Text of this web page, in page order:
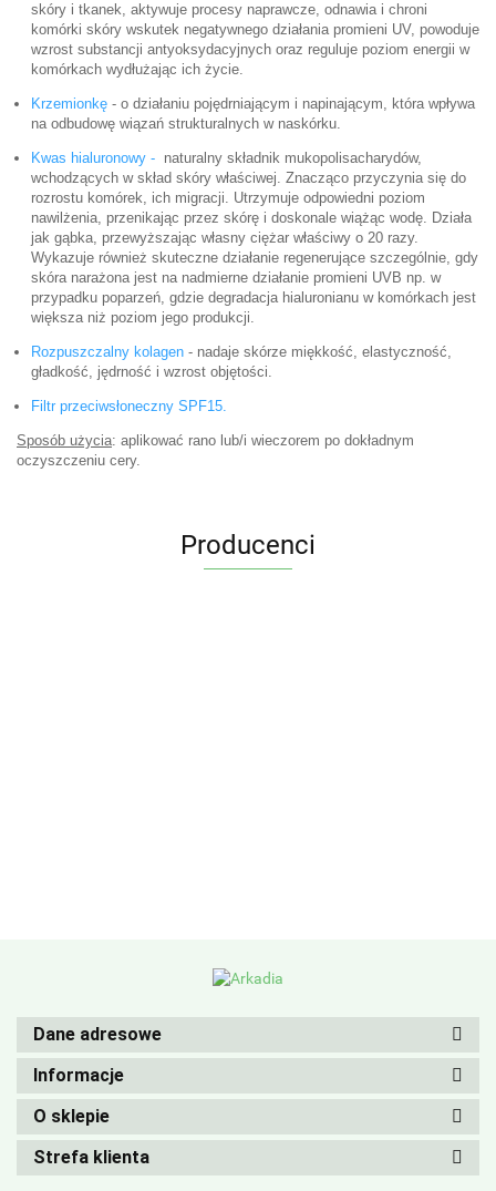
skóry i tkanek, aktywuje procesy naprawcze, odnawia i chroni
komórki skóry wskutek negatywnego działania promieni UV, powoduje
wzrost substancji antyoksydacyjnych oraz reguluje poziom energii w
komórkach wydłużając ich życie.
Krzemionkę - o działaniu pojędrniającym i napinającym, która wpływa
na odbudowę wiązań strukturalnych w naskórku.
Kwas hialuronowy - naturalny składnik mukopolisacharydów,
wchodzących w skład skóry właściwej. Znacząco przyczynia się do
rozrostu komórek, ich migracji. Utrzymuje odpowiedni poziom
nawilżenia, przenikając przez skórę i doskonale wiążąc wodę. Działa
jak gąbka, przewyższając własny ciężar właściwy o 20 razy.
Wykazuje również skuteczne działanie regenerujące szczególnie, gdy
skóra narażona jest na nadmierne działanie promieni UVB np. w
przypadku poparzeń, gdzie degradacja hialuronianu w komórkach jest
większa niż poziom jego produkcji.
Rozpuszczalny kolagen - nadaje skórze miękkość, elastyczność,
gładkość, jędrność i wzrost objętości.
Filtr przeciwsłoneczny SPF15.
Sposób użycia: aplikować rano lub/i wieczorem po dokładnym
oczyszczeniu cery.
Producenci
Dane adresowe
Informacje
O sklepie
Strefa klienta